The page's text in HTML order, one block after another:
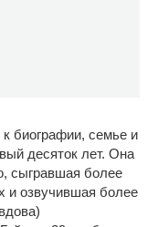
биографии, семье и
десяток лет. Она
сыгравшая более
и озвучившая более